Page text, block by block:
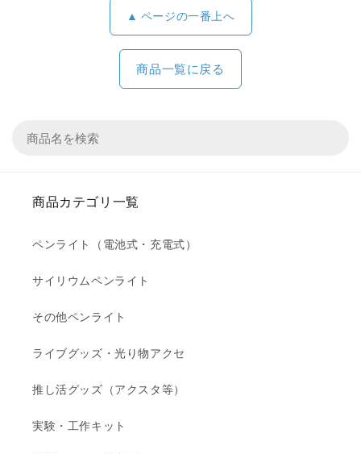
▲ ページの一番上へ
商品一覧に戻る
商品カテゴリ一覧
ペンライト（電池式・充電式）
サイリウムペンライト
その他ペンライト
ライブグッズ・光り物アクセ
推し活グッズ（アクスタ等）
実験・工作キット